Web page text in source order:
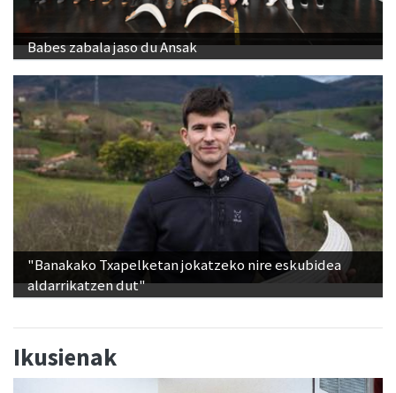
Babes zabala jaso du Ansak
"Banakako Txapelketan jokatzeko nire eskubidea
aldarrikatzen dut"
Ikusienak